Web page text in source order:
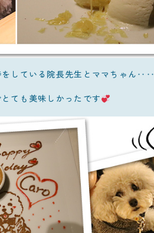
をしている院長先生とママちゃん‥‥
ても美味しかったです